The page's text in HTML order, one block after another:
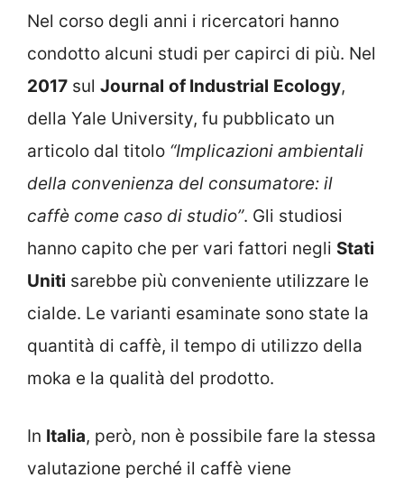
Nel corso degli anni i ricercatori hanno
condotto alcuni studi per capirci di più. Nel
2017 sul Journal of Industrial Ecology,
della Yale University, fu pubblicato un
articolo dal titolo “Implicazioni ambientali
della convenienza del consumatore: il
caffè come caso di studio”. Gli studiosi
hanno capito che per vari fattori negli Stati
Uniti sarebbe più conveniente utilizzare le
cialde. Le varianti esaminate sono state la
quantità di caffè, il tempo di utilizzo della
moka e la qualità del prodotto.
In Italia, però, non è possibile fare la stessa
valutazione perché il caffè viene